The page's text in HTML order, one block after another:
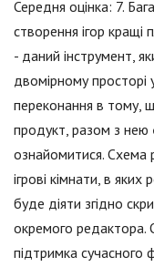
Середня оцінка: 7.
створення ігор
- даний інструмент,
двомірному просторі
переконання в тому,
продукт, разом з нею
ознайомитися. Схема
ігрові кімнати, в
буде діяти згідно
окремого редактора.
підтримка